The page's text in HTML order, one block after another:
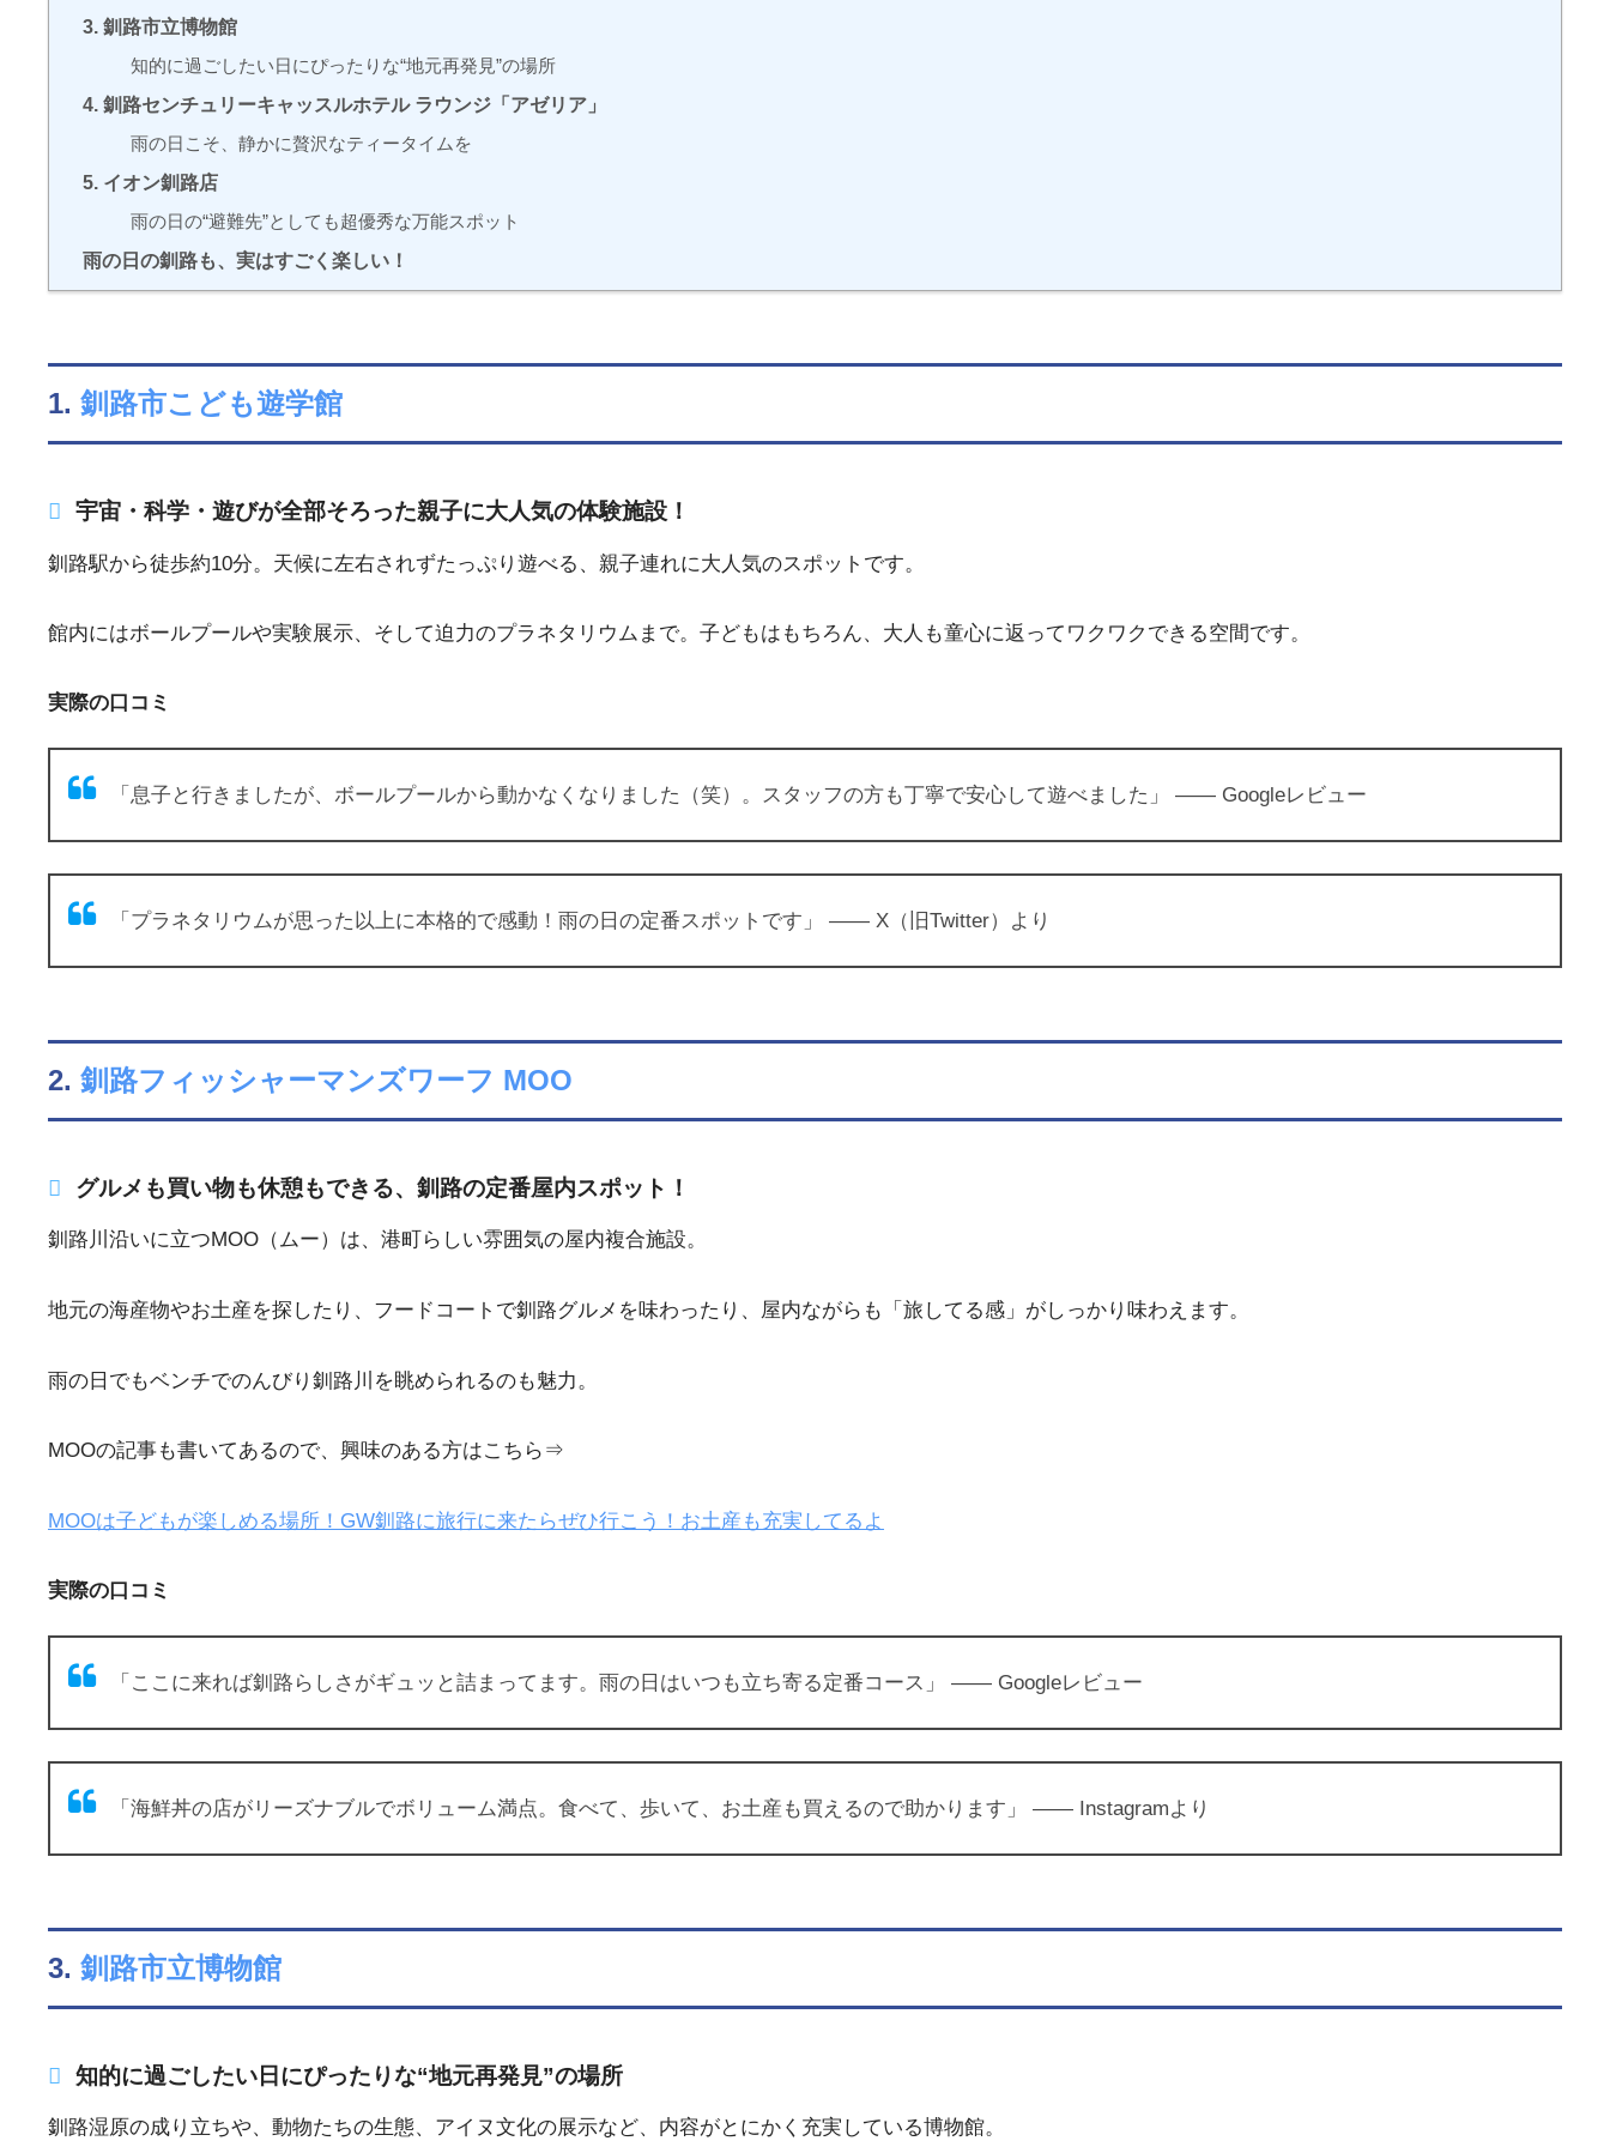
3. 釧路市立博物館
知的に過ごしたい日にぴったりな“地元再発見”の場所
4. 釧路センチュリーキャッスルホテル ラウンジ「アゼリア」
雨の日こそ、静かに贅沢なティータイムを
5. イオン釧路店
雨の日の“避難先”としても超優秀な万能スポット
雨の日の釧路も、実はすごく楽しい！
1. 釧路市こども遊学館
宇宙・科学・遊びが全部そろった親子に大人気の体験施設！
釧路駅から徒歩約10分。天候に左右されずたっぷり遊べる、親子連れに大人気のスポットです。
館内にはボールプールや実験展示、そして迫力のプラネタリウムまで。子どもはもちろん、大人も童心に返ってワクワクできる空間です。
実際の口コミ
「息子と行きましたが、ボールプールから動かなくなりました（笑）。スタッフの方も丁寧で安心して遊べました」 ―― Googleレビュー
「プラネタリウムが思った以上に本格的で感動！雨の日の定番スポットです」 ―― X（旧Twitter）より
2. 釧路フィッシャーマンズワーフ MOO
グルメも買い物も休憩もできる、釧路の定番屋内スポット！
釧路川沿いに立つMOO（ムー）は、港町らしい雰囲気の屋内複合施設。
地元の海産物やお土産を探したり、フードコートで釧路グルメを味わったり、屋内ながらも「旅してる感」がしっかり味わえます。
雨の日でもベンチでのんびり釧路川を眺められるのも魅力。
MOOの記事も書いてあるので、興味のある方はこちら⇒
MOOは子どもが楽しめる場所！GW釧路に旅行に来たらぜひ行こう！お土産も充実してるよ
実際の口コミ
「ここに来れば釧路らしさがギュッと詰まってます。雨の日はいつも立ち寄る定番コース」 ―― Googleレビュー
「海鮮丼の店がリーズナブルでボリューム満点。食べて、歩いて、お土産も買えるので助かります」 ―― Instagramより
3. 釧路市立博物館
知的に過ごしたい日にぴったりな“地元再発見”の場所
釧路湿原の成り立ちや、動物たちの生態、アイヌ文化の展示など、内容がとにかく充実している博物館。